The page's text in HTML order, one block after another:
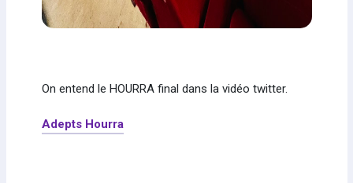
On entend le HOURRA final dans la vidéo twitter.
Adepts Hourra